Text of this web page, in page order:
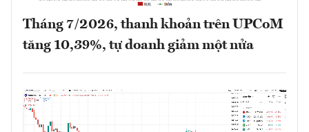
Tháng 7/2026, thanh khoản trên UPCoM
tăng 10,39%, tự doanh giảm một nửa